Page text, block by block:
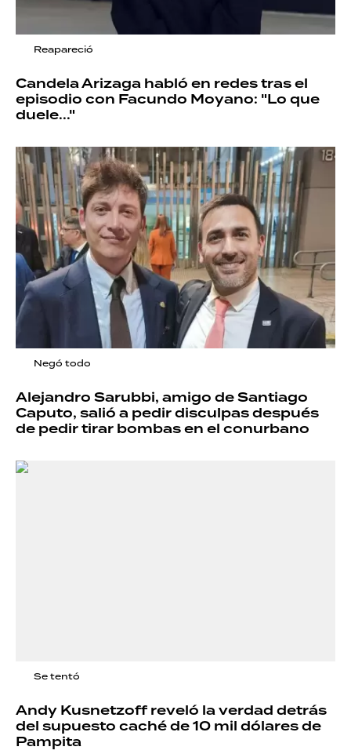
Reapareció
Candela Arizaga habló en redes tras el
episodio con Facundo Moyano: "Lo que
duele..."
Negó todo
Alejandro Sarubbi, amigo de Santiago
Caputo, salió a pedir disculpas después
de pedir tirar bombas en el conurbano
Se tentó
Andy Kusnetzoff reveló la verdad detrás
del supuesto caché de 10 mil dólares de
Pampita